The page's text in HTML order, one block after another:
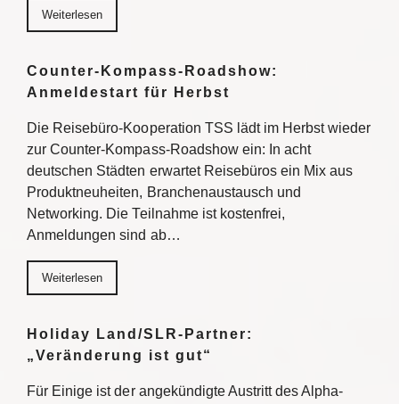
Weiterlesen
Counter-Kompass-Roadshow:
Anmeldestart für Herbst
Die Reisebüro-Kooperation TSS lädt im Herbst wieder
zur Counter-Kompass-Roadshow ein: In acht
deutschen Städten erwartet Reisebüros ein Mix aus
Produktneuheiten, Branchenaustausch und
Networking. Die Teilnahme ist kostenfrei,
Anmeldungen sind ab…
Weiterlesen
Holiday Land/SLR-Partner:
„Veränderung ist gut“
Für Einige ist der angekündigte Austritt des Alpha-